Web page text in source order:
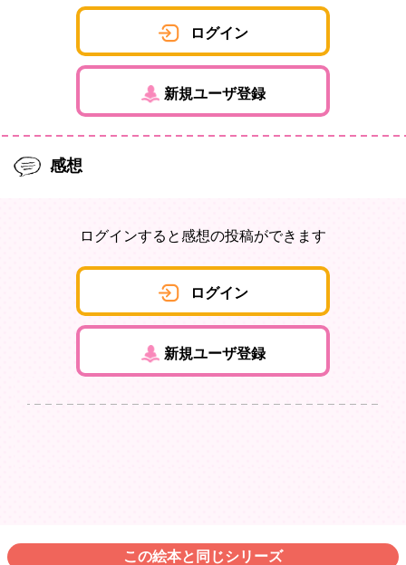
ログイン
新規ユーザ登録
感想
ログインすると感想の投稿ができます
ログイン
新規ユーザ登録
この絵本と同じシリーズ